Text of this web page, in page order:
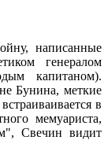
написанные
генералом
капитаном).
Бунина, меткие
в
мемуариста,
Свечин видит